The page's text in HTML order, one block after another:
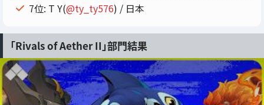
7位: T Y(@ty_ty576) / 日本
「Rivals of Aether II」部門結果